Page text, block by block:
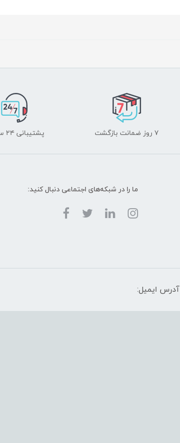
۷ روز ضمانت بازگشت پشتیبانی ۲۴ ساعته
ما را در شبکه‌های اجتماعی دنبال کنید:
آدرس ایمیل: